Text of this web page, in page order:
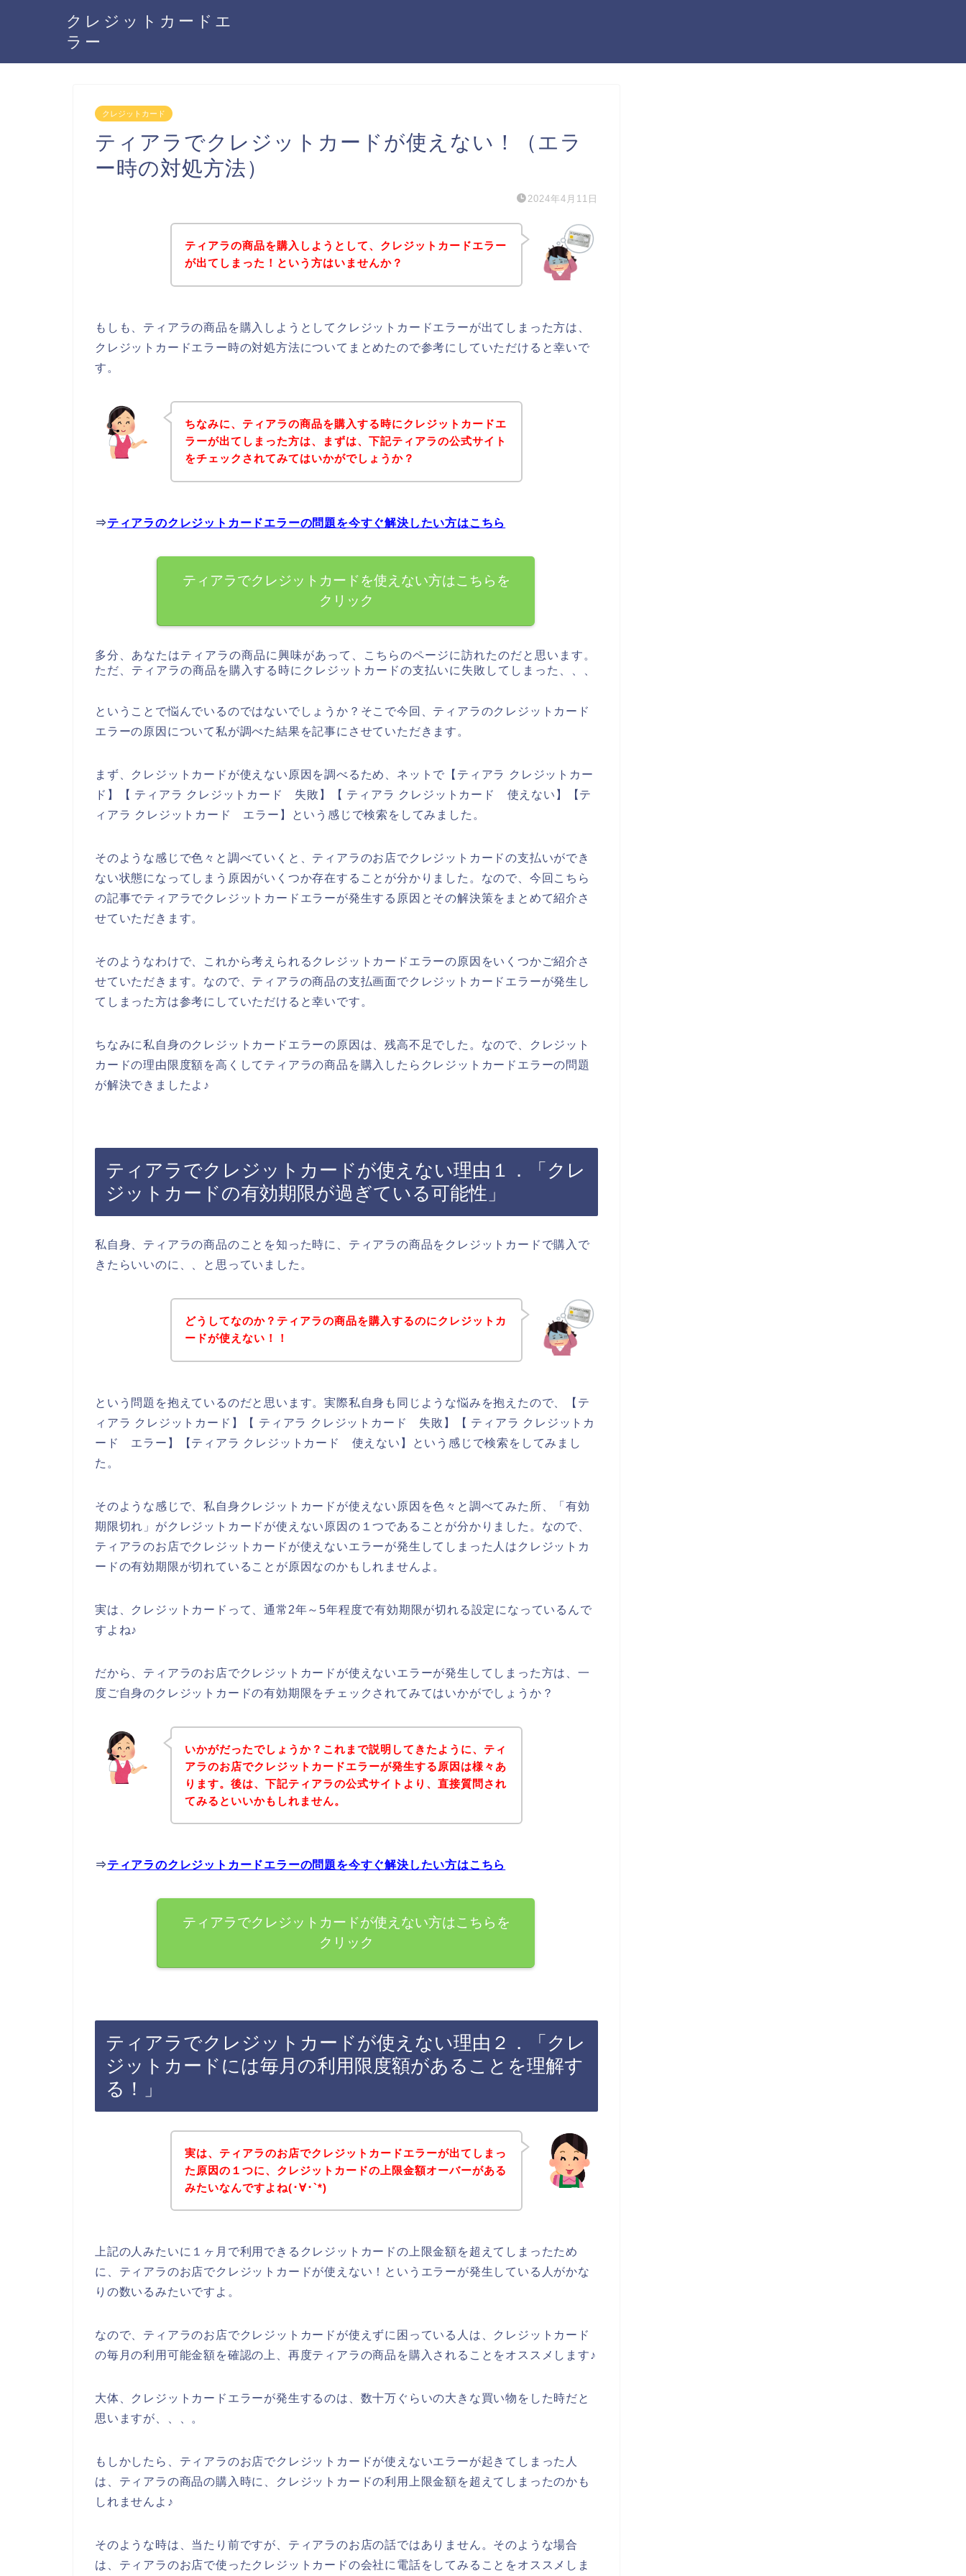
クレジットカードエ
ラー
クレジットカード
ティアラでクレジットカードが使えない！（エラ
ー時の対処方法）
2024年4月11日
ティアラの商品を購入しようとして、クレジットカードエラー
が出てしまった！という方はいませんか？
もしも、ティアラの商品を購入しようとしてクレジットカードエラーが出てしまった方は、
クレジットカードエラー時の対処方法についてまとめたので参考にしていただけると幸いで
す。
ちなみに、ティアラの商品を購入する時にクレジットカードエ
ラーが出てしまった方は、まずは、下記ティアラの公式サイト
をチェックされてみてはいかがでしょうか？
⇒ティアラのクレジットカードエラーの問題を今すぐ解決したい方はこちら
ティアラでクレジットカードを使えない方はこちらを
クリック
多分、あなたはティアラの商品に興味があって、こちらのページに訪れたのだと思います。
ただ、ティアラの商品を購入する時にクレジットカードの支払いに失敗してしまった、、、
ということで悩んでいるのではないでしょうか？そこで今回、ティアラのクレジットカード
エラーの原因について私が調べた結果を記事にさせていただきます。
まず、クレジットカードが使えない原因を調べるため、ネットで【ティアラ クレジットカー
ド】【 ティアラ クレジットカード 失敗】【 ティアラ クレジットカード 使えない】【テ
ィアラ クレジットカード エラー】という感じで検索をしてみました。
そのような感じで色々と調べていくと、ティアラのお店でクレジットカードの支払いができ
ない状態になってしまう原因がいくつか存在することが分かりました。なので、今回こちら
の記事でティアラでクレジットカードエラーが発生する原因とその解決策をまとめて紹介さ
せていただきます。
そのようなわけで、これから考えられるクレジットカードエラーの原因をいくつかご紹介さ
せていただきます。なので、ティアラの商品の支払画面でクレジットカードエラーが発生し
てしまった方は参考にしていただけると幸いです。
ちなみに私自身のクレジットカードエラーの原因は、残高不足でした。なので、クレジット
カードの理由限度額を高くしてティアラの商品を購入したらクレジットカードエラーの問題
が解決できましたよ♪
ティアラでクレジットカードが使えない理由１．「クレ
ジットカードの有効期限が過ぎている可能性」
私自身、ティアラの商品のことを知った時に、ティアラの商品をクレジットカードで購入で
きたらいいのに、、と思っていました。
どうしてなのか？ティアラの商品を購入するのにクレジットカ
ードが使えない！！
という問題を抱えているのだと思います。実際私自身も同じような悩みを抱えたので、【テ
ィアラ クレジットカード】【 ティアラ クレジットカード 失敗】【 ティアラ クレジットカ
ード エラー】【ティアラ クレジットカード 使えない】という感じで検索をしてみまし
た。
そのような感じで、私自身クレジットカードが使えない原因を色々と調べてみた所、「有効
期限切れ」がクレジットカードが使えない原因の１つであることが分かりました。なので、
ティアラのお店でクレジットカードが使えないエラーが発生してしまった人はクレジットカ
ードの有効期限が切れていることが原因なのかもしれませんよ。
実は、クレジットカードって、通常2年～5年程度で有効期限が切れる設定になっているんで
すよね♪
だから、ティアラのお店でクレジットカードが使えないエラーが発生してしまった方は、一
度ご自身のクレジットカードの有効期限をチェックされてみてはいかがでしょうか？
いかがだったでしょうか？これまで説明してきたように、ティ
アラのお店でクレジットカードエラーが発生する原因は様々あ
ります。後は、下記ティアラの公式サイトより、直接質問され
てみるといいかもしれません。
⇒ティアラのクレジットカードエラーの問題を今すぐ解決したい方はこちら
ティアラでクレジットカードが使えない方はこちらを
クリック
ティアラでクレジットカードが使えない理由２．「クレ
ジットカードには毎月の利用限度額があることを理解す
る！」
実は、ティアラのお店でクレジットカードエラーが出てしまっ
た原因の１つに、クレジットカードの上限金額オーバーがある
みたいなんですよね(･∀･`*)
上記の人みたいに１ヶ月で利用できるクレジットカードの上限金額を超えてしまったため
に、ティアラのお店でクレジットカードが使えない！というエラーが発生している人がかな
りの数いるみたいですよ。
なので、ティアラのお店でクレジットカードが使えずに困っている人は、クレジットカード
の毎月の利用可能金額を確認の上、再度ティアラの商品を購入されることをオススメします♪
大体、クレジットカードエラーが発生するのは、数十万ぐらいの大きな買い物をした時だと
思いますが、、、。
もしかしたら、ティアラのお店でクレジットカードが使えないエラーが起きてしまった人
は、ティアラの商品の購入時に、クレジットカードの利用上限金額を超えてしまったのかも
しれませんよ♪
そのような時は、当たり前ですが、ティアラのお店の話ではありません。そのような場合
は、ティアラのお店で使ったクレジットカードの会社に電話をしてみることをオススメしま